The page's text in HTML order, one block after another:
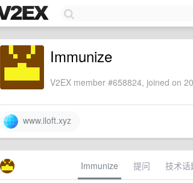
Immunize
V2EX member #658824, joined on
www.iloft.xyz
Immunize 提问 技术话